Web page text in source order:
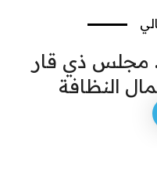
مجلس ذي قار
النظافة